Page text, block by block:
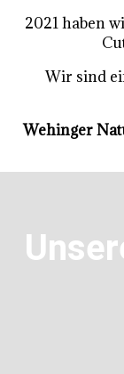
2021 haben
Wir sind
Wehinger